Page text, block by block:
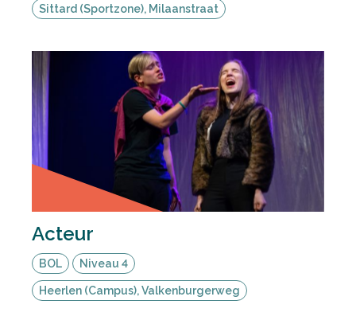
Sittard (Sportzone), Milaanstraat
Acteur
BOL Niveau 4
Heerlen (Campus), Valkenburgerweg